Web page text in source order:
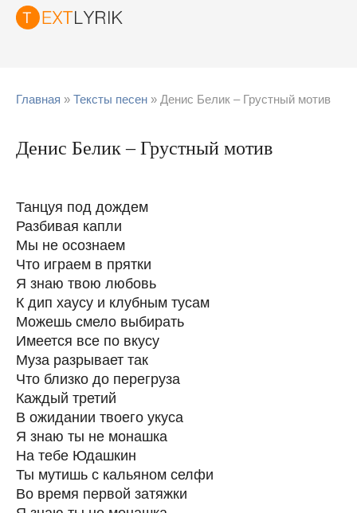
Главная » Тексты песен » Денис Белик – Грустный мотив
Денис Белик – Грустный мотив
Танцуя под дождем
Разбивая капли
Мы не осознаем
Что играем в прятки
Я знаю твою любовь
К дип хаусу и клубным тусам
Можешь смело выбирать
Имеется все по вкусу
Муза разрывает так
Что близко до перегруза
Каждый третий
В ожидании твоего укуса
Я знаю ты не монашка
На тебе Юдашкин
Ты мутишь с кальяном селфи
Во время первой затяжки